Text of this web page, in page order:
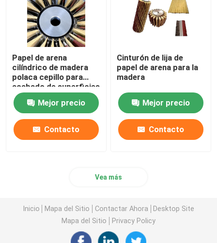
Papel de arena
cilíndrico de madera
polaca cepillo para
acabado de superficies
metálicas
Mejor precio
Contacto
Cinturón de lija de
papel de arena para la
madera
Mejor precio
Contacto
Vea más
Inicio Mapa del Sitio Contactar Ahora
Desktop Site
Mapa del Sitio
Privacy Policy